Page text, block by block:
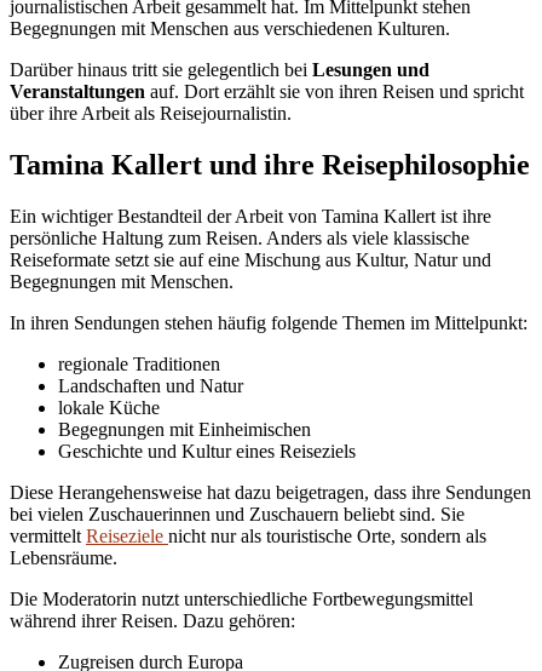
journalistischen Arbeit gesammelt hat. Im Mittelpunkt stehen
Begegnungen mit Menschen aus verschiedenen Kulturen.
Darüber hinaus tritt sie gelegentlich bei Lesungen und
Veranstaltungen auf. Dort erzählt sie von ihren Reisen und spricht
über ihre Arbeit als Reisejournalistin.
Tamina Kallert und ihre Reisephilosophie
Ein wichtiger Bestandteil der Arbeit von Tamina Kallert ist ihre
persönliche Haltung zum Reisen. Anders als viele klassische
Reiseformate setzt sie auf eine Mischung aus Kultur, Natur und
Begegnungen mit Menschen.
In ihren Sendungen stehen häufig folgende Themen im Mittelpunkt:
regionale Traditionen
Landschaften und Natur
lokale Küche
Begegnungen mit Einheimischen
Geschichte und Kultur eines Reiseziels
Diese Herangehensweise hat dazu beigetragen, dass ihre Sendungen
bei vielen Zuschauerinnen und Zuschauern beliebt sind. Sie
vermittelt Reiseziele nicht nur als touristische Orte, sondern als
Lebensräume.
Die Moderatorin nutzt unterschiedliche Fortbewegungsmittel
während ihrer Reisen. Dazu gehören:
Zugreisen durch Europa